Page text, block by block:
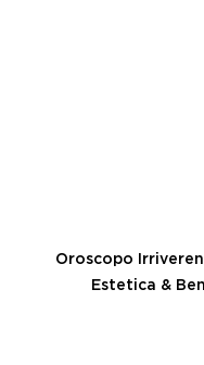
Oroscopo
Estetica &